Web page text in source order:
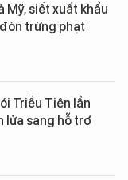
Mỹ, siết xuất khẩu
trừng phạt
Triều Tiên lần
lửa sang hỗ trợ